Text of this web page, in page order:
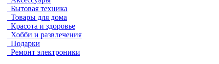
Бытовая техника
Товары для дома
Красота и здоровье
Хобби и развлечения
Подарки
Ремонт электроники